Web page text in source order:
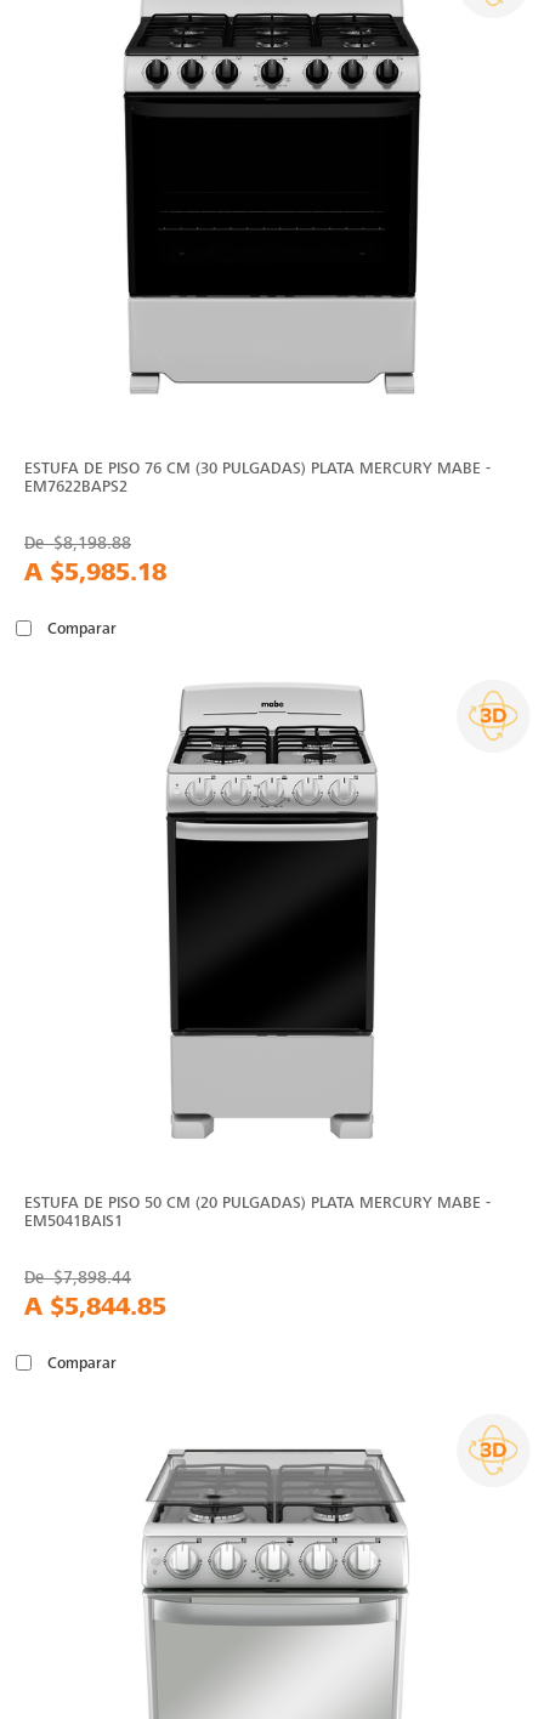
ESTUFA DE PISO 76 CM (30 PULGADAS) PLATA MERCURY MABE -
EM7622BAPS2
De$8,198.88
A $5,985.18
Comparar
ESTUFA DE PISO 50 CM (20 PULGADAS) PLATA MERCURY MABE -
EM5041BAIS1
De$7,898.44
A $5,844.85
Comparar